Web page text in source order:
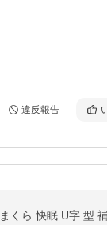
違反報告
くら 快眠 U字 型